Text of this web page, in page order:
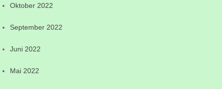
Oktober 2022
September 2022
Juni 2022
Mai 2022